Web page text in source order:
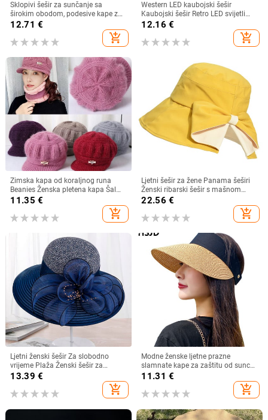
Sklopivi šešir za sunčanje sa
širokim obodom, podesive kape za
muškarce, žene, šeširi za plažu,
ljetni brzosušeći viziri, ribarska kapa
12.71 €
add_shopping_cart
Western LED kaubojski šešir
Kaubojski šešir Retro LED svijetli
obod Jazz cilindar Svjetleći
mladenkin šešir Cosplay kostim
Kaubojsko odijelo za žene
12.16 €
add_shopping_cart
Zimska kapa od koraljnog runa
Beanies Ženska pletena kapa Šal
Održava toplinu Vunena pletena
kapa Kapa sa šiltom Dvoslojne
zaštitne kape
11.35 €
add_shopping_cart
Ljetni šešir za žene Panama šeširi
Ženski ribarski šešir s mašnom
Trend ženski šeširi s kantom
Suncobran Prozračne kape za
sunce za žene
22.56 €
add_shopping_cart
Ljetni ženski šešir Za slobodno
vrijeme Plaža Ženski šešir za
sunčanje Elegantni šešir širokog
oboda Svileni šešir s kantom s
cvijetom Ležerna kapa Ženska
13.39 €
add_shopping_cart
Modne ženske ljetne prazne
slamnate kape za zaštitu od sunca
s velikim obodom, podesivi ženski
sportove na plaži
11.31 €
add_shopping_cart